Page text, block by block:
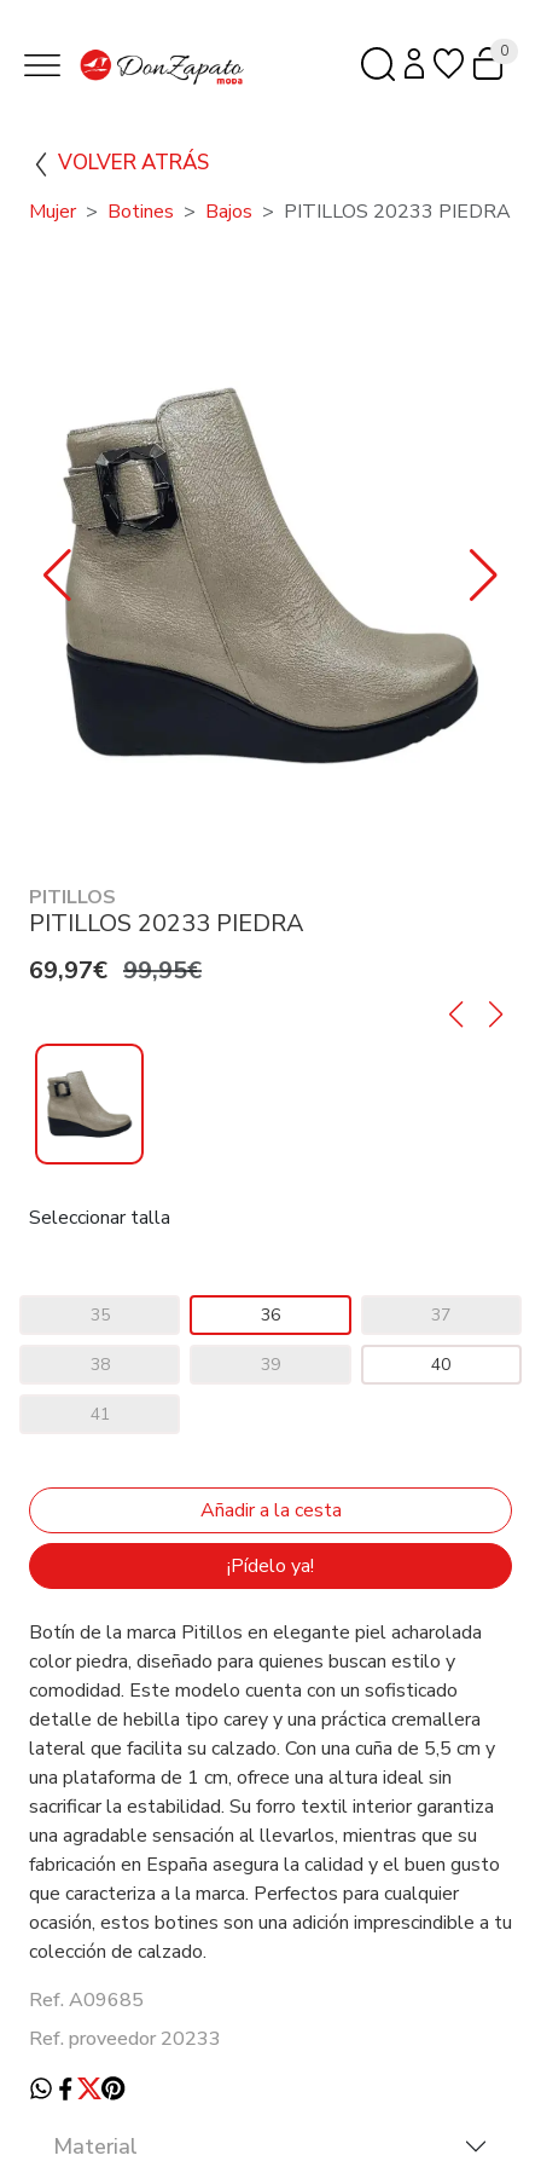
0
VOLVER ATRÁS
Mujer Botines Bajos PITILLOS 20233 PIEDRA
PITILLOS
PITILLOS 20233 PIEDRA
69,97€ 99,95€
Seleccionar talla
35 36 37
38 39 40
41
¡Pídelo ya!
Botín de la marca Pitillos en elegante piel acharolada
color piedra, diseñado para quienes buscan estilo y
comodidad. Este modelo cuenta con un sofisticado
detalle de hebilla tipo carey y una práctica cremallera
lateral que facilita su calzado. Con una cuña de 5,5 cm y
una plataforma de 1 cm, ofrece una altura ideal sin
sacrificar la estabilidad. Su forro textil interior garantiza
una agradable sensación al llevarlos, mientras que su
fabricación en España asegura la calidad y el buen gusto
que caracteriza a la marca. Perfectos para cualquier
ocasión, estos botines son una adición imprescindible a tu
colección de calzado.
Ref. A09685
Ref. proveedor 20233
Material